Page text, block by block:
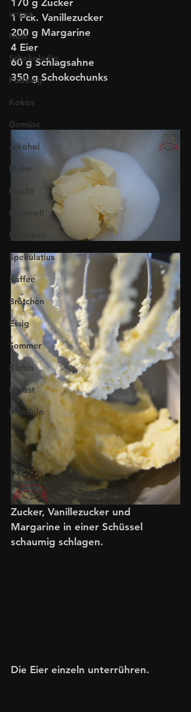
vegan
Nuss
Schokoladig
Pudding
Kokos
Gemüse
Alkohol
Mohn
Frucht
Karamell
Marzipan
Spekulatius
Kaffee
Brötchen
Essig
Sommer
Kürbis
Herbst
Mandeln
1 Pck. Vanillezucker
200 g Margarine
4 Eier
60 g Schlagsahne
350 g Schokochunks
Zucker, Vanillezucker und
Margarine in einer Schüssel
schaumig schlagen.
Die Eier einzeln unterrühren.